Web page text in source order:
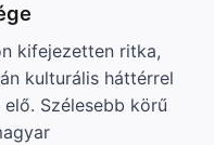
kifejezetten ritka,
kulturális háttérrel
Szélesebb körű